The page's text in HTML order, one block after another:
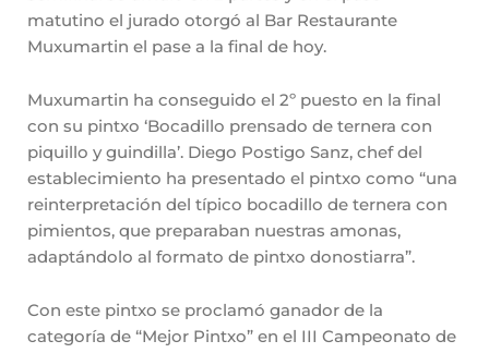
matutino el jurado otorgó al Bar Restaurante
Muxumartin el pase a la final de hoy.
Muxumartin ha conseguido el 2º puesto en la final
con su pintxo ‘Bocadillo prensado de ternera con
piquillo y guindilla’. Diego Postigo Sanz, chef del
establecimiento ha presentado el pintxo como “una
reinterpretación del típico bocadillo de ternera con
pimientos, que preparaban nuestras amonas,
adaptándolo al formato de pintxo donostiarra”.
Con este pintxo se proclamó ganador de la
categoría de “Mejor Pintxo” en el III Campeonato de